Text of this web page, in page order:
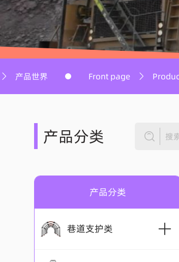
输送与物料搬运
Front page Product World
产品分类 搜
产品分类
巷道支护类